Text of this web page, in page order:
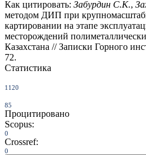
Как цитировать: Забурдин С.К.,
методом ДИП при
картировании на этапе
месторождений
Казахстана // Записки Горного
72.
Статистика
1120
85
Процитировано
Scopus:
0
Crossref:
0